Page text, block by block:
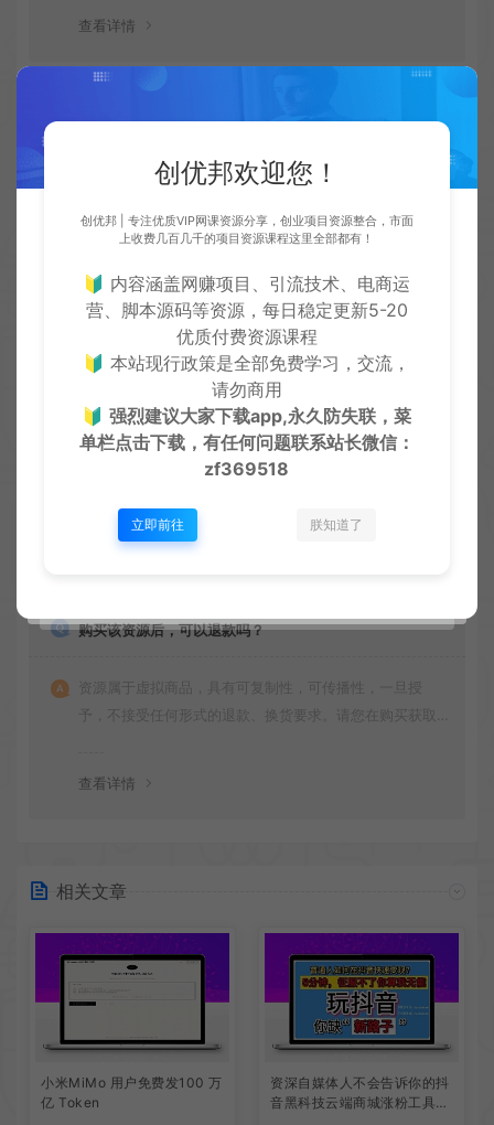
查看详情
提示下载完但解压或打开不了？
最常见的情况是下载不完整: 可对比下载完的压缩包与网盘
上的容量，若小于网盘提示的容量则是这个原因。这是浏
览器下载的bug！如确认无误，可以联系在线客服。
查看详情
付款后无法显示下载地址或者无法查看内容？
如果您已经成功付款但是网站没有弹出成功提示，请联系
站长提供付款信息为您处理
查看详情
购买该资源后，可以退款吗？
资源属于虚拟商品，具有可复制性，可传播性，一旦授
予，不接受任何形式的退款、换货要求。请您在购买获取
查看详情
相关文章
小米MiMo 用户免费发100 万
亿 Token
资深自媒体人不会告诉你的抖
音黑科技云端商城涨粉工具怎
创优邦欢迎您！
创优邦 | 专注优质VIP网课资源分享，创业项目资源整合，市面
上收费几百几千的项目资源课程这里全部都有！
🔰 内容涵盖网赚项目、引流技术、电商运
营、脚本源码等资源，每日稳定更新5-20
优质付费资源课程
🔰 本站现行政策是全部免费学习，交流，
请勿商用
🔰强烈建议大家下载app,永久防失联，菜
单栏点击下载，有任何问题联系站长微信：
zf369518
立即前往 朕知道了